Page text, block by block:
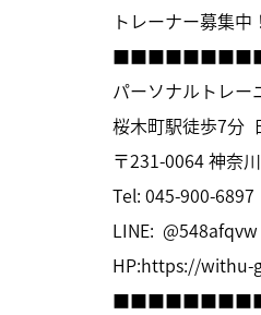
トレーナー募集
パーソナルトレ
桜木町駅徒歩7分
〒231-0064 神奈
Tel: 045-900-6897
LINE: @548afqvw
HP:https://withu-